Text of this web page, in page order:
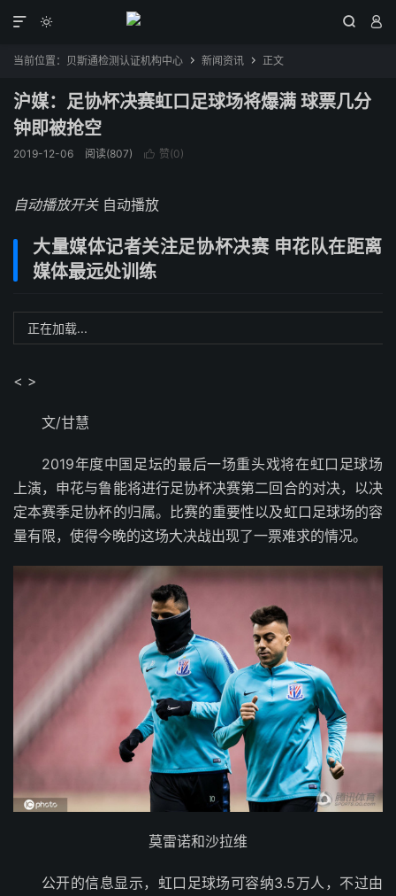
  

当前位置： 贝斯通检测认证机构中心  新闻资讯  正文
沪媒：足协杯决赛虹口足球场将爆满 球票几分
钟即被抢空
2019-12-06 阅读(807)  赞(0)
自动播放开关 自动播放
大量媒体记者关注足协杯决赛 申花队在距离
媒体最远处训练
正在加载...
< >
文/甘慧
2019年度中国足坛的最后一场重头戏将在虹口足球场
上演，申花与鲁能将进行足协杯决赛第二回合的对决，以决
定本赛季足协杯的归属。比赛的重要性以及虹口足球场的容
量有限，使得今晚的这场大决战出现了一票难求的情况。
莫雷诺和沙拉维
公开的信息显示，虹口足球场可容纳3.5万人，不过由